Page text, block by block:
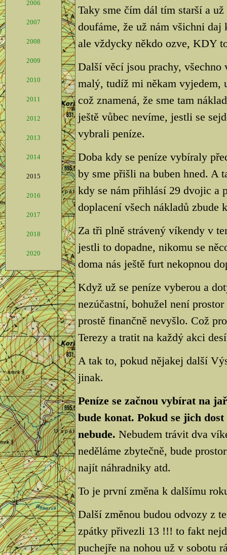
2006
2007
2008
2009
2010
2011
2012
2013
2014
2015
2016
2017
2018
2020
Taky sme čím dál tím starší a
doufáme, že už nám všichni daj
ale vždycky někdo ozve, KDY
Další věcí jsou prachy,
malý, tudíž mi někam vyjedem,
což znamená, že sme tam
ještě vůbec nevíme, jestli se
vybrali peníze.
Doba kdy se peníze vybíraly
by sme přišli na buben hned. A
kdy se nám přihlásí 29 dvojic a
doplacení všech nákladů zbude
Za tři plně strávený víkendy v
jestli to dopadne, nikomu se
doma nás ještě furt nekopnou
Když už se peníze vyberou a
nezúčastní, bohužel není
prostě finančně nevyšlo. Což
Terezy a tratit na každý akci
A tak to, pokud nějakej další
jinak.
Peníze se začnou vybírat na
bude konat. Pokud se jich
nebude. Nebudem trávit dva
neděláme zbytečně, bude
najít náhradniky atd.
To je první změna k dalšímu
Další změnou budou odvozy z
zpátky přivezli 13 !!! to fakt
puchejře na nohou už v sobotu